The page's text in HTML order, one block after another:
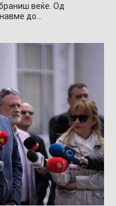
веќе. Од
до…